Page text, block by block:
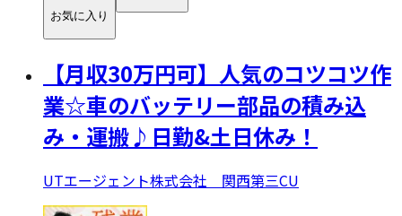
お気に入り
【月収30万円可】人気のコツコツ作
業☆車のバッテリー部品の積み込
み・運搬♪日勤&土日休み！
UTエージェント株式会社 関西第三CU